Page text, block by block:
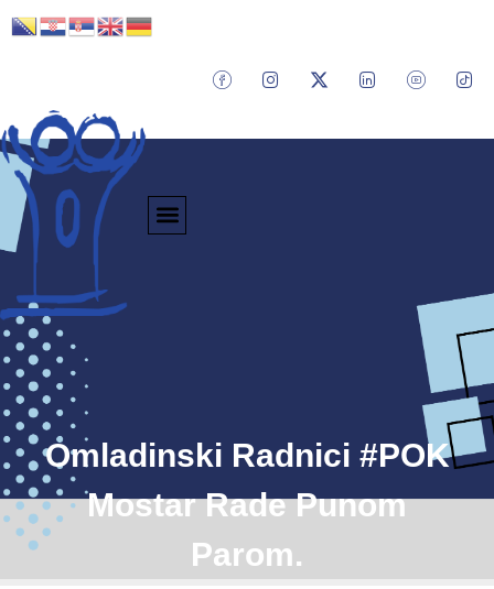
Omladinski Radnici #POK
Mostar Rade Punom
Parom.